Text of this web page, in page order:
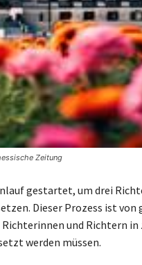
Zeitung
gestartet, um drei
Dieser Prozess ist von
und Richtern
werden müssen.